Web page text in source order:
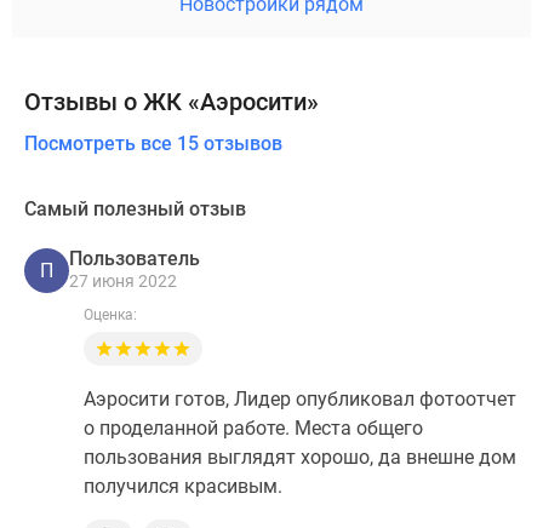
Новостройки рядом
Отзывы о ЖК «Аэросити»
Посмотреть все 15 отзывов
Самый полезный отзыв
П
Пользователь
27 июня 2022
Оценка:
Аэросити готов, Лидер опубликовал фотоотчет
о проделанной работе. Места общего
пользования выглядят хорошо, да внешне дом
получился красивым.